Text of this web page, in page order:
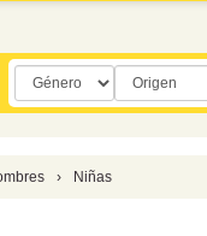
› Niñas